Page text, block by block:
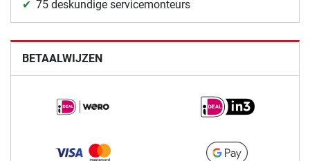
75 deskundige servicemonteurs
BETAALWIJZEN